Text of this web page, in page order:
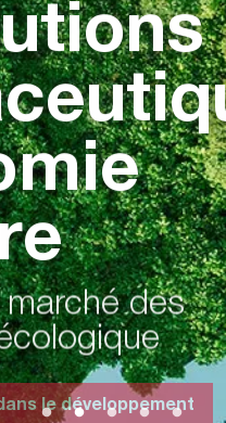
des
le développement